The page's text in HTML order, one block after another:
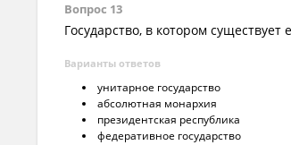
Вопрос 13
Государство, в котором
Варианты ответов
унитарное государство
абсолютная монархия
президентская республика
федеративное государство